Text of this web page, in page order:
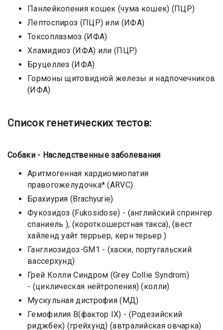
Панлейкопения кошек (чума кошек) (ПЦР)
Лептоспироз (ПЦР) или (ИФА)
Токсоплазмоз (ИФА)
Хламидиоз (ИФА) или (ПЦР)
Бруцеллез (ИФА)
Гормоны щитовидной железы и надпочечников
(ИФА)
Список генетических тестов:
Собаки - Наследственные заболевания
Aритмогенная кардиомиопатия
правогожелудочка* (ARVC)
Брахиурия (Brachyurie)
Фукозидоз (Fukosidose) - (английский спрингер
спаниель ), (короткошерстная такса), (вест
хайленд уайт террьер, керн терьер )
Ганглиозидоз-GM1 - (хаски, португальский
вассерхунд)
Грей Колли Синдром (Grey Collie Syndrom)
- (циклическая нейтропения) (колли)
Мускульная дистрофия (МД)
Гемофилия B(фактор IX) - (Родезийский
риджбек) (грейхунд) (автралийская овчарка)